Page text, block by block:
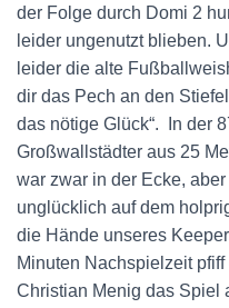
der Folge durch Domi 2
leider ungenutzt blieben.
leider die alte
dir das Pech an den
das nötige Glück“. In der
Großwallstädter aus 25
war zwar in der Ecke,
unglücklich auf dem
die Hände unseres
Minuten Nachspielzeit
Christian Menig das Spiel